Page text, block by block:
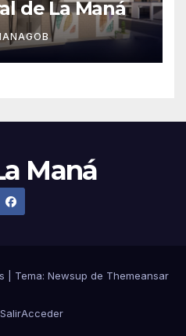
de La Maná
Maná
Tema: Newsup de Themeansar
SalirAcceder